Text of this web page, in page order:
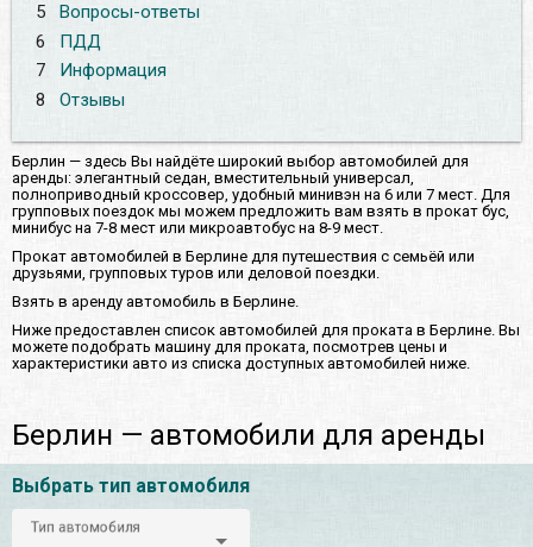
5
Вопросы-ответы
6
ПДД
7
Информация
8
Отзывы
Берлин — здесь Вы найдёте широкий выбор автомобилей для
аренды: элегантный седан, вместительный универсал,
полноприводный кроссовер, удобный минивэн на 6 или 7 мест. Для
групповых поездок мы можем предложить вам взять в прокат бус,
минибус на 7-8 мест или микроавтобус на 8-9 мест.
Прокат автомобилей в Берлине для путешествия с семьёй или
друзьями, групповых туров или деловой поездки.
Взять в аренду автомобиль в Берлине.
Ниже предоставлен список автомобилей для проката в Берлине. Вы
можете подобрать машину для проката, посмотрев цены и
характеристики авто из списка доступных автомобилей ниже.
Берлин — автомобили для аренды
Выбрать тип автомобиля
Тип автомобиля